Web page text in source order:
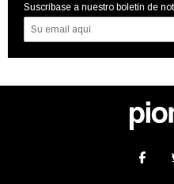
Suscríbase a nuestro boletín de